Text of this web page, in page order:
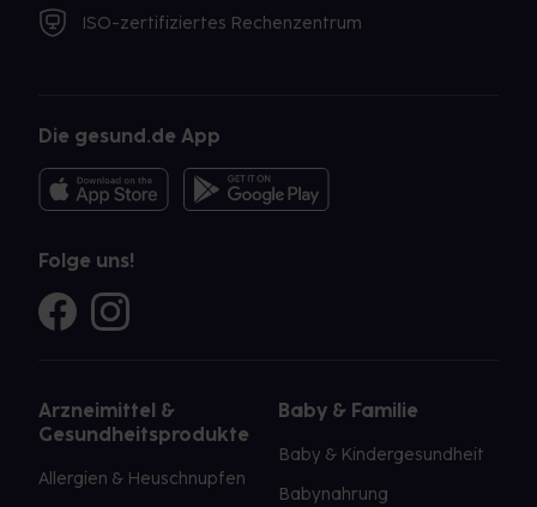
ISO-zertifiziertes Rechenzentrum
Die gesund.de App
Folge uns!
Arzneimittel &
Gesundheitsprodukte
Allergien & Heuschnupfen
Baby & Familie
Baby & Kindergesundheit
Babynahrung